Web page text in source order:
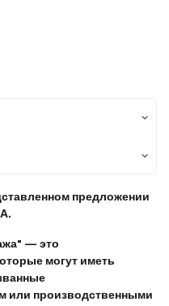
предложении
— это
могут иметь
или производственными